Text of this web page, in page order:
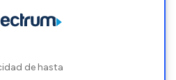
de hasta